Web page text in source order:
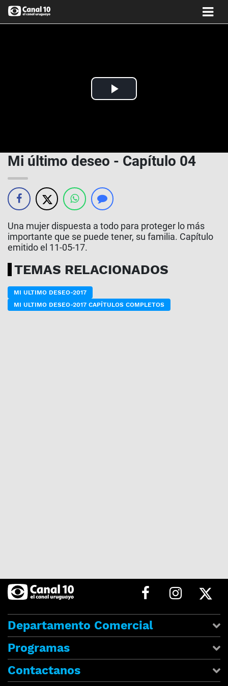
Play
Mi último deseo - Capítulo 04
Una mujer dispuesta a todo para proteger lo más
importante que se puede tener, su familia. Capítulo
emitido el 11-05-17.
TEMAS RELACIONADOS
MI ULTIMO DESEO-2017
MI ULTIMO DESEO-2017 CAPÍTULOS COMPLETOS
Departamento Comercial
Programas
Contactanos